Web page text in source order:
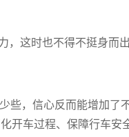
这时也不得不挺身而
些，信心反而能增加了
开车过程、保障行车安